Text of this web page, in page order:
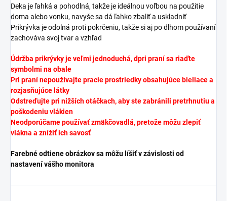
Deka je ľahká a pohodlná, takže je ideálnou voľbou na použitie
doma alebo vonku, navyše sa dá ľahko zbaliť a uskladniť
Prikrývka je odolná proti pokrčeniu, takže si aj po dlhom používaní
zachováva svoj tvar a vzhľad
Údržba prikrývky je veľmi jednoduchá, dpri praní sa riaďte
symbolmi na obale
Pri praní nepoužívajte pracie prostriedky obsahujúce bieliace a
rozjasňujúce látky
Odstreďujte pri nižších otáčkach, aby ste zabránili pretrhnutiu a
poškodeniu vlákien
Neodporúčame používať zmäkčovadlá, pretože môžu zlepiť
vlákna a znížiť ich savosť
Farebné odtiene obrázkov sa môžu líšiť v závislosti od
nastavení vášho monitora